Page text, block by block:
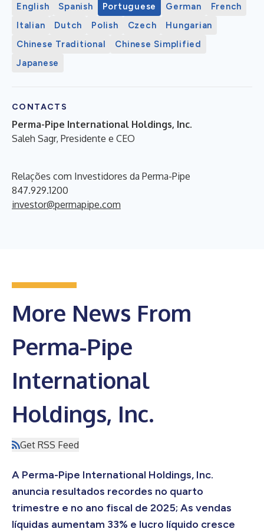
English Spanish Portuguese German
French
Italian
Dutch Polish Czech
Hungarian
Chinese Traditional
Chinese Simplified
Japanese
CONTACTS
Perma-Pipe International Holdings, Inc.
Saleh Sagr, Presidente e CEO
Relações com Investidores da Perma-Pipe
847.929.1200
investor@permapipe.com
More News From
Perma-Pipe
International
Holdings, Inc.
Get RSS Feed
A Perma-Pipe International Holdings, Inc.
anuncia resultados recordes no quarto
trimestre e no ano fiscal de 2025; As vendas
líquidas aumentam 33% e lucro líquido cresce